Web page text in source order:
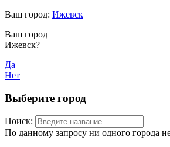
Ваш город: Ижевск
Ваш город
Ижевск?
Да
Нет
Выберите город
Поиск:
По данному запросу ни одного города